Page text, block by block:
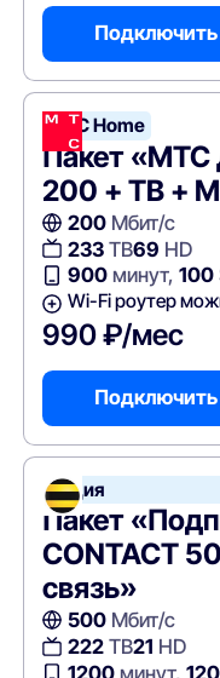
Подключить
МТС Home
Пакет «МТС
200 + ТВ +
200Мбит/с
233ТВ69 HD
900минут, 100
Wi-Fi роутер
990 ₽/мес
Подключить
Акция
Пакет
CONTACT
связь»
500Мбит/с
222ТВ21 HD